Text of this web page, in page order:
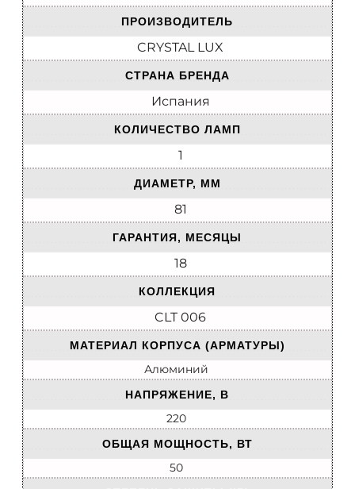
ПРОИЗВОДИТЕЛЬ
CRYSTAL LUX
СТРАНА БРЕНДА
Испания
КОЛИЧЕСТВО ЛАМП
1
ДИАМЕТР, ММ
81
ГАРАНТИЯ, МЕСЯЦЫ
18
КОЛЛЕКЦИЯ
CLT 006
МАТЕРИАЛ КОРПУСА (АРМАТУРЫ)
Алюминий
НАПРЯЖЕНИЕ, В
220
ОБЩАЯ МОЩНОСТЬ, ВТ
50